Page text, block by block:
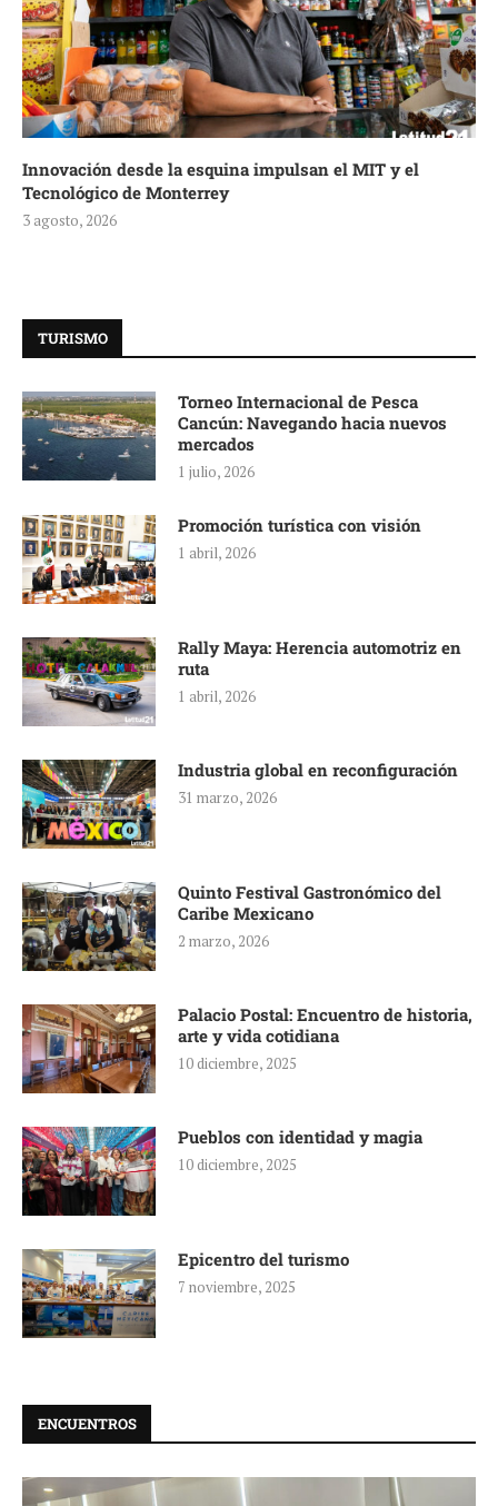
Innovación desde la esquina impulsan el MIT y el
Tecnológico de Monterrey
3 agosto, 2026
TURISMO
Torneo Internacional de Pesca
Cancún: Navegando hacia nuevos
mercados
1 julio, 2026
Promoción turística con visión
1 abril, 2026
Rally Maya: Herencia automotriz en
ruta
1 abril, 2026
Industria global en reconfiguración
31 marzo, 2026
Quinto Festival Gastronómico del
Caribe Mexicano
2 marzo, 2026
Palacio Postal: Encuentro de historia,
arte y vida cotidiana
10 diciembre, 2025
Pueblos con identidad y magia
10 diciembre, 2025
Epicentro del turismo
7 noviembre, 2025
ENCUENTROS